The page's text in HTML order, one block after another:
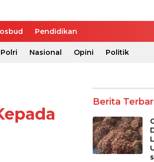
Pendidikan
Nasional Opini Politik
Berita